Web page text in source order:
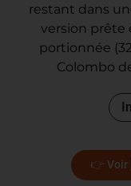
restant dans
version prête
portionnée
Colombo
👉 Voir